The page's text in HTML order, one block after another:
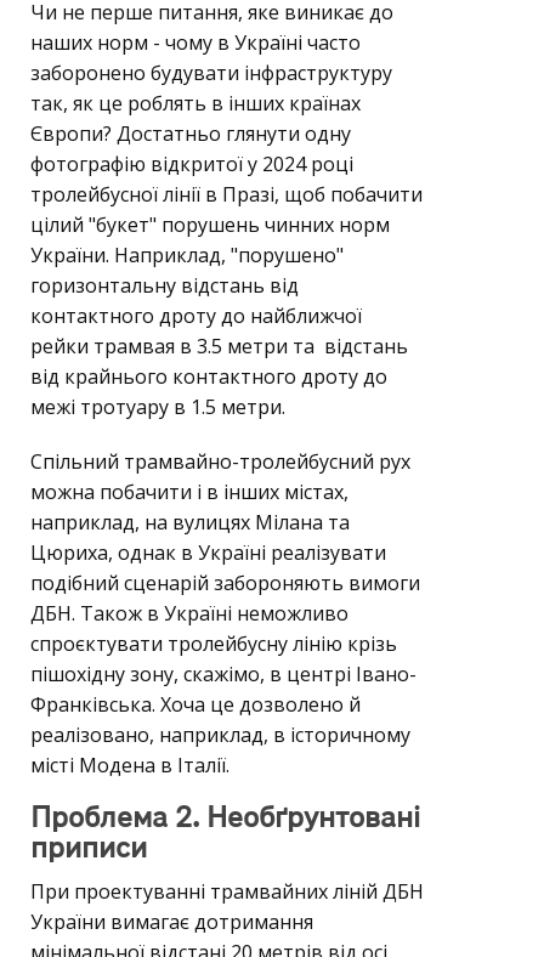
Чи не перше питання, яке виникає до
наших норм - чому в Україні часто
заборонено будувати інфраструктуру
так, як це роблять в інших країнах
Європи? Достатньо глянути одну
фотографію відкритої у 2024 році
тролейбусної лінії в Празі, щоб побачити
цілий "букет" порушень чинних норм
України. Наприклад, "порушено"
горизонтальну відстань від
контактного дроту до найближчої
рейки трамвая в 3.5 метри та відстань
від крайнього контактного дроту до
межі тротуару в 1.5 метри.
Спільний трамвайно-тролейбусний рух
можна побачити і в інших містах,
наприклад, на вулицях Мілана та
Цюриха, однак в Україні реалізувати
подібний сценарій забороняють вимоги
ДБН. Також в Україні неможливо
спроєктувати тролейбусну лінію крізь
пішохідну зону, скажімо, в центрі Івано-
Франківська. Хоча це дозволено й
реалізовано, наприклад, в історичному
місті Модена в Італії.
Проблема 2. Необґрунтовані
приписи
При проектуванні трамвайних ліній ДБН
України вимагає дотримання